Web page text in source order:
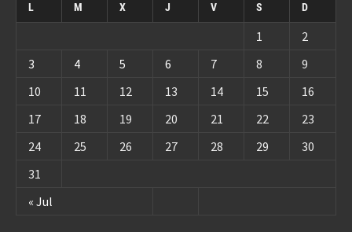
L M X J V S D
« Jul
1
2
3
4 5 6 7 8
9
10
11 12 13 14 15
16
17
18 19 20 21 22
23
24
25 26 27 28 29
30
31